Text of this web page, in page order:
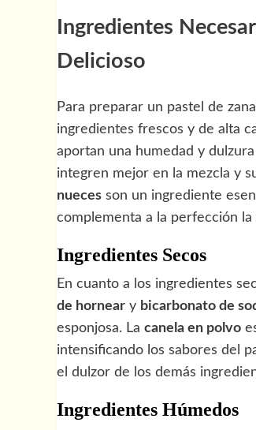
Ingredientes
Delicioso
Para preparar un pastel de
ingredientes frescos y de alta
aportan una humedad y
integren mejor en la mezcla y
nueces son un ingrediente
complementa a la perfección la
Ingredientes Secos
En cuanto a los ingredientes
de hornear y bicarbonato de
esponjosa. La canela en polvo
intensificando los sabores del
el dulzor de los demás
Ingredientes Húmedos